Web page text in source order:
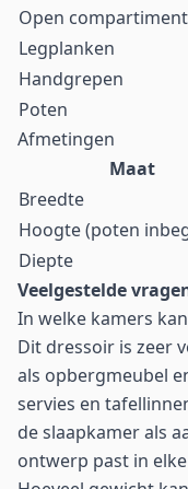
Open
Legplanken
Handgrepen
Poten
Afmetingen
Maat
Breedte
Hoogte (poten
Diepte
Veelgestelde
In welke kamers
Dit dressoir is zeer
als opbergmeubel
servies en
de slaapkamer als
ontwerp past in